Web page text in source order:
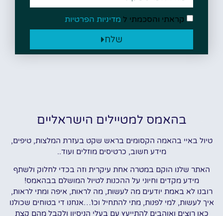
קראתי והסכמתי ל מדיניות הפרטיות
שלח
בהאמס למטיילים הישראליים
טיול באיי בהאמה הקסומים בראש שקט בעזרת המלצות, טיפים,
מידע חשוב, כרטיסים מוזלים ועוד..
האתר שלנו הוקם במטרה אחת עיקרית וזה בכדי לחלוק ולשתף
מידע מקדים וחיוני על ההכנות לטיול המושלם בבהאמס!
רובנו לא באמת יודעים מה לעשות, מה לראות, איפה ומתי לראות,
איך לעשות, למי לפנות, מתי להתחיל וכו'…אנחנו די בטוחים שכולנו
כאן רוצים ואוהבים להתייעץ עם בעלי הניסיון ולקבל מהם קצת